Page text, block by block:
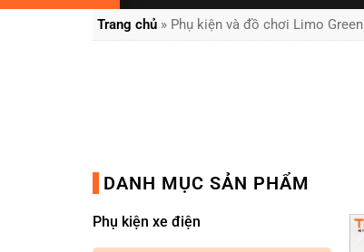
Trang chủ » Phụ kiện và đồ chơi Limo Green
DANH MỤC SẢN PHẨM
Phụ kiện xe điện